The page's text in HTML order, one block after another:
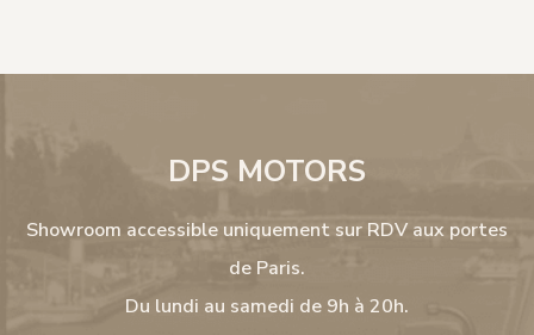
DPS MOTORS
Showroom accessible uniquement sur RDV aux portes
de Paris.
Du lundi au samedi de 9h à 20h.